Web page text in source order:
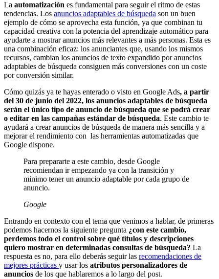
La automatización es fundamental para seguir el ritmo de estas
tendencias. Los anuncios adaptables de búsqueda son un buen
ejemplo de cómo se aprovecha esta función, ya que combinan tu
capacidad creativa con la potencia del aprendizaje automático para
ayudarte a mostrar anuncios más relevantes a más personas. Esta es
una combinación eficaz: los anunciantes que, usando los mismos
recursos, cambian los anuncios de texto expandido por anuncios
adaptables de búsqueda consiguen más conversiones con un coste
por conversión similar.
Cómo quizás ya te hayas enterado o visto en Google Ads, a partir
del 30 de junio del 2022, los anuncios adaptables de búsqueda
serán el único tipo de anuncio de búsqueda que se podrá crear
o editar en las campañas estándar de búsqueda. Este cambio te
ayudará a crear anuncios de búsqueda de manera más sencilla y a
mejorar el rendimiento con las herramientas automatizadas que
Google dispone.
Para prepararte a este cambio, desde Google
recomiendan ir empezando ya con la transición y
mínimo tener un anuncio adaptable por cada grupo de
anuncio.
Google
Entrando en contexto con el tema que venimos a hablar, de primeras
podemos hacernos la siguiente pregunta ¿con este cambio,
perdemos todo el control sobre qué títulos y descripciones
quiero mostrar en determinadas consultas de búsqueda? La
respuesta es no, para ello deberás seguir las recomendaciones de
mejores prácticas y usar los atributos personalizadores de
anuncios de los que hablaremos a lo largo del post.